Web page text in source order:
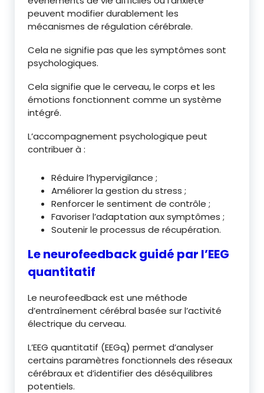
peuvent modifier durablement les
mécanismes de régulation cérébrale.
Cela ne signifie pas que les symptômes sont
psychologiques.
Cela signifie que le cerveau, le corps et les
émotions fonctionnent comme un système
intégré.
L’accompagnement psychologique peut
contribuer à :
Réduire l’hypervigilance ;
Améliorer la gestion du stress ;
Renforcer le sentiment de contrôle ;
Favoriser l’adaptation aux symptômes ;
Soutenir le processus de récupération.
Le neurofeedback guidé par l’EEG
quantitatif
Le neurofeedback est une méthode
d’entraînement cérébral basée sur l’activité
électrique du cerveau.
L’EEG quantitatif (EEGq) permet d’analyser
certains paramètres fonctionnels des réseaux
cérébraux et d’identifier des déséquilibres
potentiels.